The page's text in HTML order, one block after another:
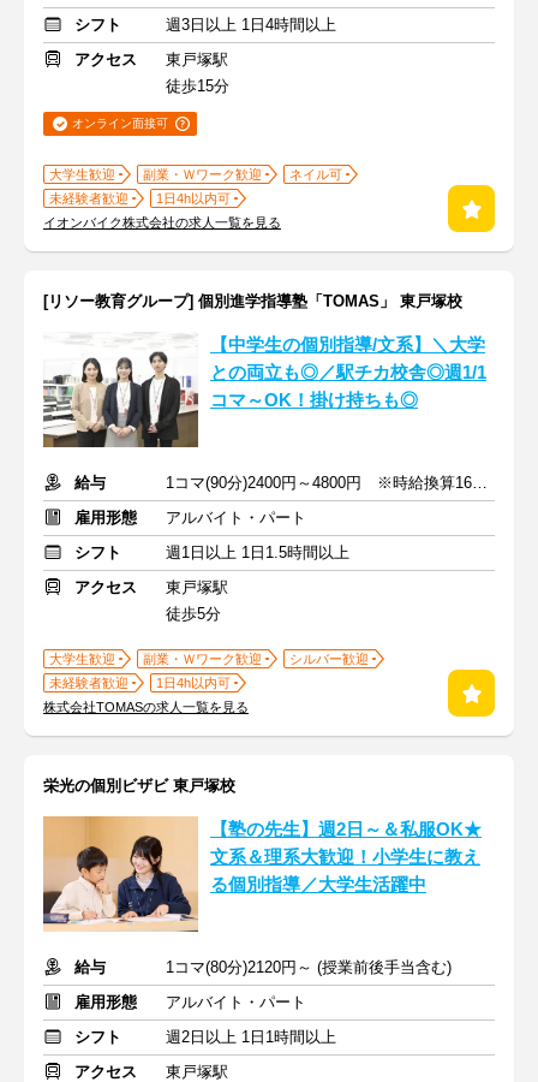
シフト
週3日以上 1日4時間以上
アクセス
東戸塚駅
徒歩15分
オンライン面接可
大学生歓迎 副業・Ｗワーク歓迎
ネイル可
未経験者歓迎
1日4h以内可
イオンバイク株式会社の求人一覧を見る
[リソー教育グループ] 個別進学指導塾「TOMAS」 東戸塚校
【中学生の個別指導/文系】＼大学
との両立も◎／駅チカ校舎◎週1/1
コマ～OK！掛け持ちも◎
給与
1コマ(90分)2400円～4800円 ※時給換算1600円～3200円
雇用形態
アルバイト・パート
シフト
週1日以上 1日1.5時間以上
アクセス
東戸塚駅
徒歩5分
大学生歓迎 副業・Ｗワーク歓迎
シルバー歓迎
未経験者歓迎
1日4h以内可
株式会社TOMASの求人一覧を見る
栄光の個別ビザビ 東戸塚校
【塾の先生】週2日～＆私服OK★
文系＆理系大歓迎！小学生に教え
る個別指導／大学生活躍中
給与
1コマ(80分)2120円～ (授業前後手当含む)
雇用形態
アルバイト・パート
シフト
週2日以上 1日1時間以上
アクセス
東戸塚駅